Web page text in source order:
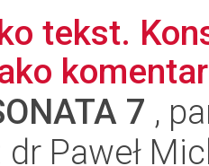
tekst.
7 ,
Paweł